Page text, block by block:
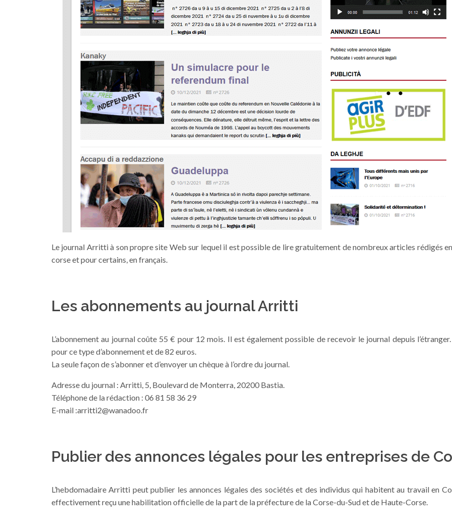
Le journal Arritti à son propre site Web sur lequel il est possible de lire gratuitement de nombreux articles rédigés
corse et pour certains, en français.
Les abonnements au journal Arritti
L’abonnement au journal coûte 55 € pour 12 mois. Il est également possible de recevoir le journal depuis
pour ce type d’abonnement et de 82 euros.
La seule façon de s’abonner et d’envoyer un chèque à l’ordre du journal.
Adresse du journal : Arritti, 5, Boulevard de Monterra, 20200 Bastia.
Téléphone de la rédaction : 06 81 58 36 29
E-mail :arritti2@wanadoo.fr
Publier des annonces légales pour les entreprises de
L’hebdomadaire Arritti peut publier les annonces légales des sociétés et des individus qui habitent au travail en
effectivement reçu une habilitation officielle de la part de la préfecture de la Corse-du-Sud et de Haute-Corse.